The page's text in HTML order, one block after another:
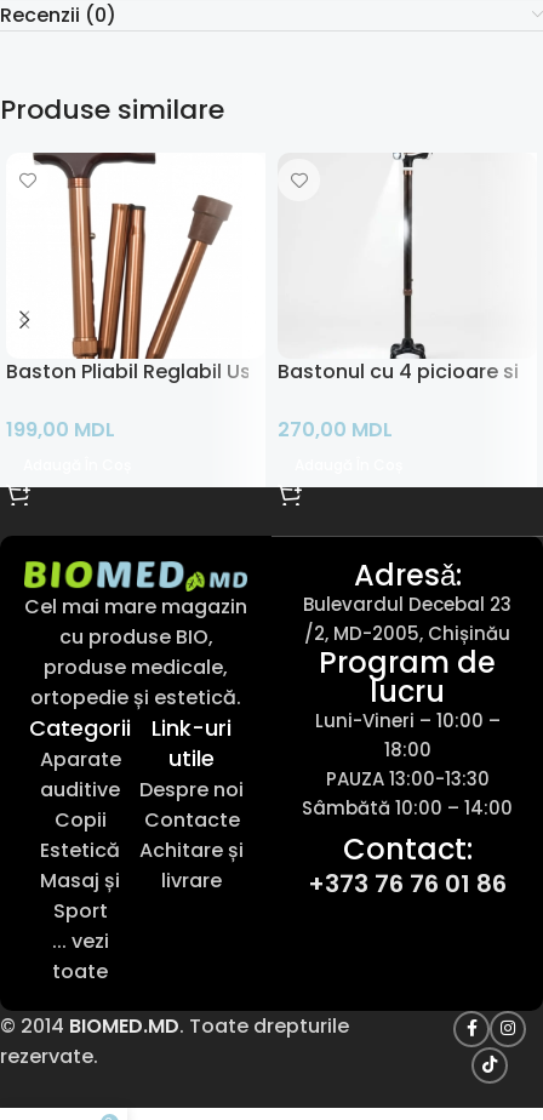
Recenzii (0)
Produse similare
Baston Pliabil Reglabil Usor
199,00 MDL
Bastonul cu 4 picioare si
270,00 MDL
Cel mai mare magazin
cu produse BIO,
produse medicale,
ortopedie și estetică.
Categorii
Aparate
auditive
Copii
Estetică
Masaj și
Sport
... vezi
toate
Link-uri
utile
Despre noi
Contacte
Achitare și
livrare
Adresǎ:
Bulevardul Decebal 23
/2, MD-2005, Chișinău
Program de
lucru
Luni-Vineri – 10:00 –
18:00
PAUZA 13:00-13:30
Sâmbătă 10:00 – 14:00
Contact:
+373 76 76 01 86
© 2014 BIOMED.MD. Toate drepturile
rezervate.